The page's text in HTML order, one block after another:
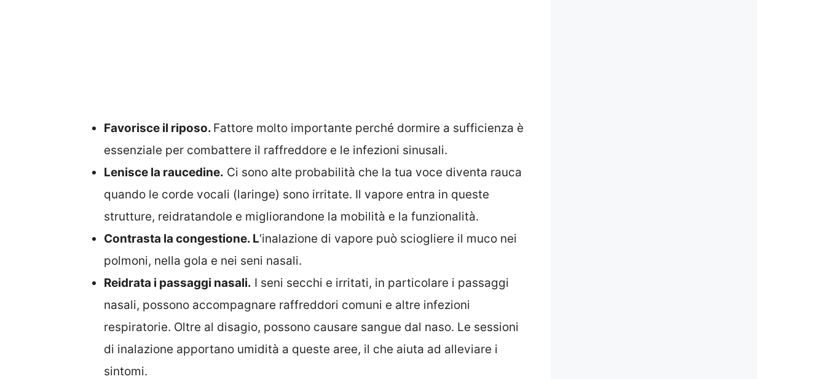
Favorisce il riposo. Fattore molto importante perché dormire a sufficienza è
essenziale per combattere il raffreddore e le infezioni sinusali.
Lenisce la raucedine. Ci sono alte probabilità che la tua voce diventa rauca
quando le corde vocali (laringe) sono irritate. Il vapore entra in queste
strutture, reidratandole e migliorandone la mobilità e la funzionalità.
Contrasta la congestione. L‘inalazione di vapore può sciogliere il muco nei
polmoni, nella gola e nei seni nasali.
Reidrata i passaggi nasali. I seni secchi e irritati, in particolare i passaggi
nasali, possono accompagnare raffreddori comuni e altre infezioni
respiratorie. Oltre al disagio, possono causare sangue dal naso. Le sessioni
di inalazione apportano umidità a queste aree, il che aiuta ad alleviare i
sintomi.